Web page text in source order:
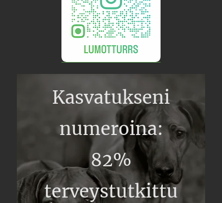
Kasvatukseni
numeroina:
82%
terveystutkittu